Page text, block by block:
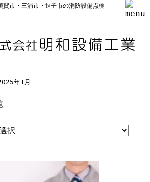
市・三浦市・逗子市の消防設備点検
年1月